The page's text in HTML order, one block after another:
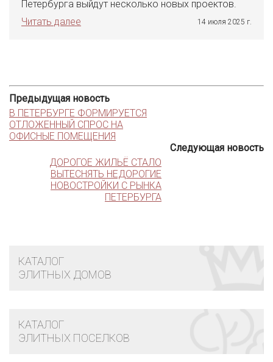
Петербурга выйдут несколько новых проектов.
Читать далее
14 июля 2025 г.
Предыдущая новость
В ПЕТЕРБУРГЕ ФОРМИРУЕТСЯ
ОТЛОЖЕННЫЙ СПРОС НА
ОФИСНЫЕ ПОМЕЩЕНИЯ
Следующая новость
ДОРОГОЕ ЖИЛЬЁ СТАЛО
ВЫТЕСНЯТЬ НЕДОРОГИЕ
НОВОСТРОЙКИ С РЫНКА
ПЕТЕРБУРГА
КАТАЛОГ
ЭЛИТНЫХ ДОМОВ
КАТАЛОГ
ЭЛИТНЫХ ПОСЕЛКОВ